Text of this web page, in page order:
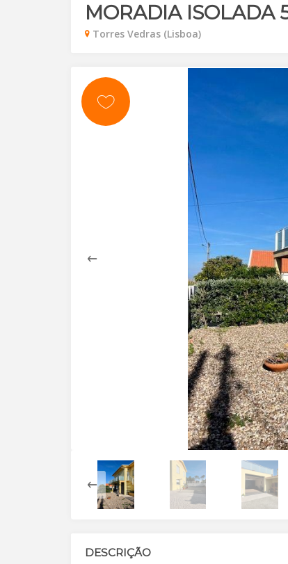
MORADIA ISOLADA
Torres Vedras (Lisboa)
DESCRIÇÃO